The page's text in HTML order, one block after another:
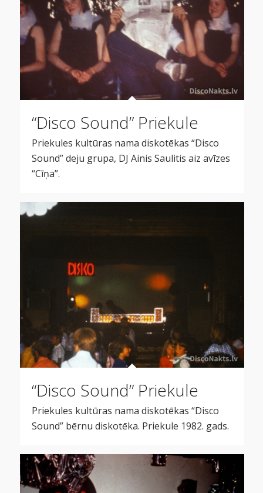
“Disco Sound” Priekule
Priekules kultūras nama diskotēkas “Disco
Sound” deju grupa, DJ Ainis Saulitis aiz avīzes
“Cīņa”.
“Disco Sound” Priekule
Priekules kultūras nama diskotēkas “Disco
Sound” bērnu diskotēka. Priekule 1982. gads.